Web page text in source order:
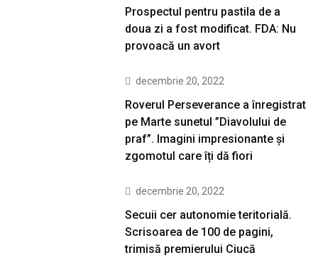
Prospectul pentru pastila de a
doua zi a fost modificat. FDA: Nu
provoacă un avort
decembrie 20, 2022
Roverul Perseverance a înregistrat
pe Marte sunetul ”Diavolului de
praf”. Imagini impresionante și
zgomotul care îți dă fiori
decembrie 20, 2022
Secuii cer autonomie teritorială.
Scrisoarea de 100 de pagini,
trimisă premierului Ciucă